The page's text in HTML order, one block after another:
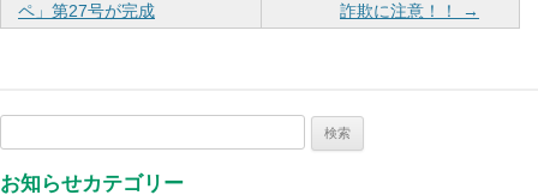
稿
ゲ
ー
シ
ペ」第27号が完成
詐欺に注意！！
→
お知らせカテゴリー